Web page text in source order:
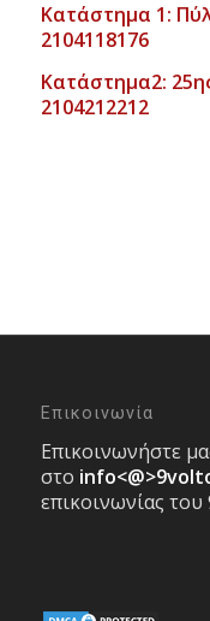
Κατάστημα 1:
2104118176
Κατάστημα2:
2104212212
Επικοινωνία
Επικοινωνήστε
στο
επικοινωνίας